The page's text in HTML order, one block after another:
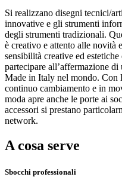
Si realizzano disegni tecnici/
innovative e gli strumenti
degli strumenti tradizionali.
è creativo e attento alle novità
sensibilità creative ed
partecipare all’affermazione
Made in Italy nel mondo. Con
continuo cambiamento e in
moda apre anche le porte ai
accessori si prestano
network.
A cosa serve
Sbocchi professionali